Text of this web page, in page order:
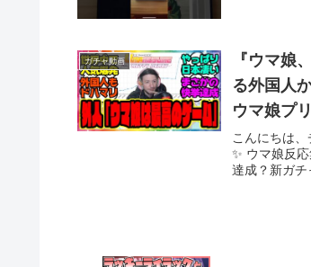
ガチャ動画
『ウマ娘
る外国人
ウマ娘プ
こんにちは
✨ ウマ娘反
達成？新ガチ